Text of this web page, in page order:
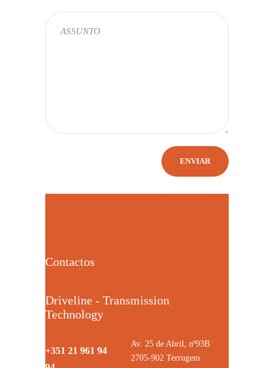
Contactos
Driveline - Transmission
Technology
+351 21 961 94
Av. 25 de Abril, nº93B
2705-902 Terrugem